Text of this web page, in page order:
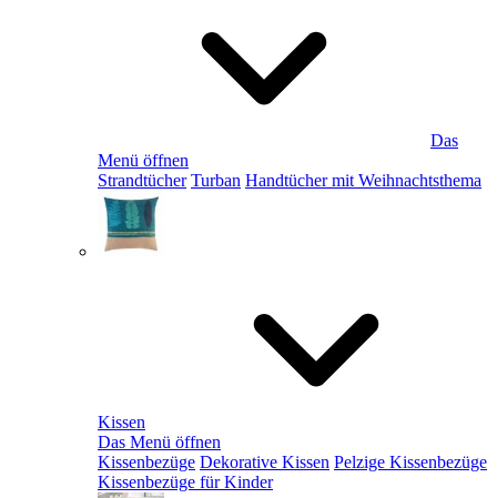
Das
Menü öffnen
Strandtücher Turban Handtücher mit Weihnachtsthema
Kissen
Das Menü öffnen
Kissenbezüge Dekorative Kissen Pelzige Kissenbezüge
Kissenbezüge für Kinder